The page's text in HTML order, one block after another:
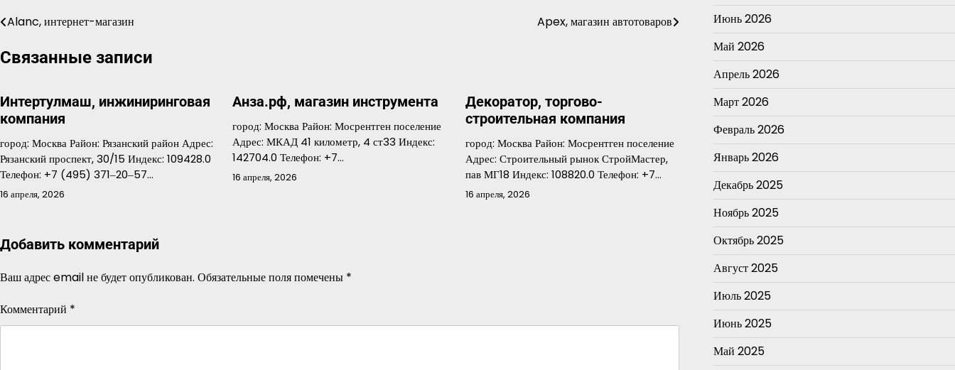
Навигация
по
Alanc, интернет-магазин Apex, магазин автотоваров
Связанные записи
Интертулмаш, инжиниринговая
компания
город: Москва Район: Рязанский район Адрес:
Рязанский проспект, 30/15 Индекс: 109428.0
Телефон: +7 (495) 371‒20‒57…
16 апреля, 2026
Анза.рф, магазин инструмента
город: Москва Район: Мосрентген поселение
Адрес: МКАД 41 километр, 4 ст33 Индекс:
142704.0 Телефон: +7…
16 апреля, 2026
Декоратор, торгово-
строительная компания
город: Москва Район: Мосрентген поселение
Адрес: Строительный рынок СтройМастер,
пав МГ18 Индекс: 108820.0 Телефон: +7…
16 апреля, 2026
Добавить комментарий
Ваш адрес email не будет опубликован. Обязательные поля помечены *
Комментарий *
Июнь 2026
Май 2026
Апрель 2026
Март 2026
Февраль 2026
Январь 2026
Декабрь 2025
Ноябрь 2025
Октябрь 2025
Август 2025
Июль 2025
Июнь 2025
Май 2025